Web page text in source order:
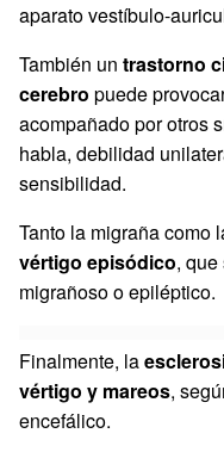
aparato vestíbulo-
También un trastorno
cerebro puede
acompañado por otros
habla, debilidad
sensibilidad.
Tanto la migraña como
vértigo episódico,
migrañoso o epiléptico.
Finalmente, la
vértigo y mareos,
encefálico.